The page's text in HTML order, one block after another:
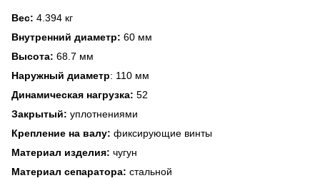
Вес: 4.394 кг
Внутренний диаметр: 60 мм
Высота: 68.7 мм
Наружный диаметр: 110 мм
Динамическая нагрузка: 52
Закрытый: уплотнениями
Крепление на валу: фиксирующие винты
Материал изделия: чугун
Материал сепаратора: стальной